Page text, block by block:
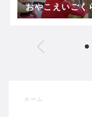
おやこえいごく
ホーム